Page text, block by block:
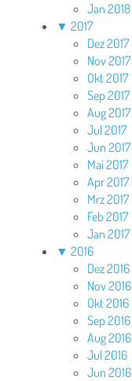
Jan 2018
▼ 2017
Dez 2017
Nov 2017
Okt 2017
Sep 2017
Aug 2017
Jul 2017
Jun 2017
Mai 2017
Apr 2017
Mrz 2017
Feb 2017
Jan 2017
▼ 2016
Dez 2016
Nov 2016
Okt 2016
Sep 2016
Aug 2016
Jul 2016
Jun 2016